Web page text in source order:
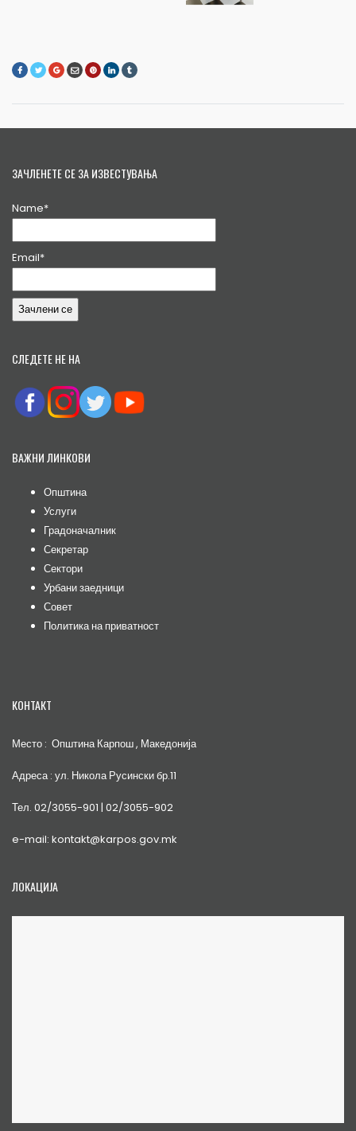
ЗАЧЛЕНЕТЕ СЕ ЗА ИЗВЕСТУВАЊА
Name*
Email*
СЛЕДЕТЕ НЕ НА
ВАЖНИ ЛИНКОВИ
Општина
Услуги
Градоначалник
Секретар
Сектори
Урбани заедници
Совет
Политика на приватност
КОНТАКТ
Место : Општина Карпош , Македонија
Адреса : ул. Никола Русински бр.11
Тел. 02/3055-901 | 02/3055-902
e-mail: kontakt@karpos.gov.mk
ЛОКАЦИЈА